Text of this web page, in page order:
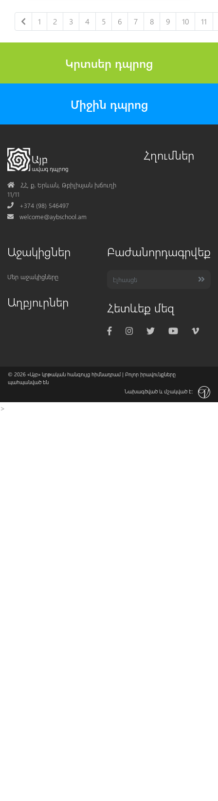
1 2 3 4 5 6 7 8 9 10 11
Կրտսեր դպրոց
Միջին դպրոց
AddressՀՀ, ք․ Երևան, Թբիլիսյան խճուղի
11/11
Phone+374 (98) 546497
Mail
welcome@aybschool.am
Հղումներ
Աջակիցներ
Մեր աջակիցները
Աղբյուրներ
Բաժանորդագրվեք
Հետևեք մեզ
© 2026 «Այբ» կրթական հանգույց հիմնադրամ| Բոլոր իրավունքները
պահպանված են
Նախագծված և մշակված է:
>